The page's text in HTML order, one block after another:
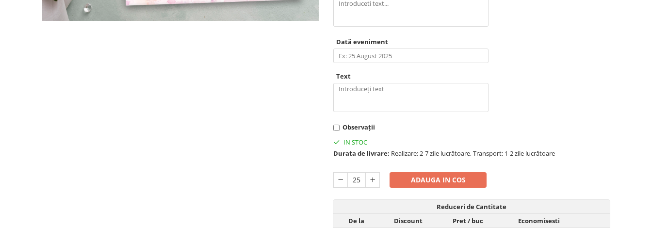
Dată eveniment
Text
Observații
IN STOC
Durata de livrare: Realizare: 2-7 zile lucrătoare, Transport: 1-2 zile lucrătoare
ADAUGA IN COS
Reduceri de Cantitate
De la
Discount Pret/ buc
Economisesti